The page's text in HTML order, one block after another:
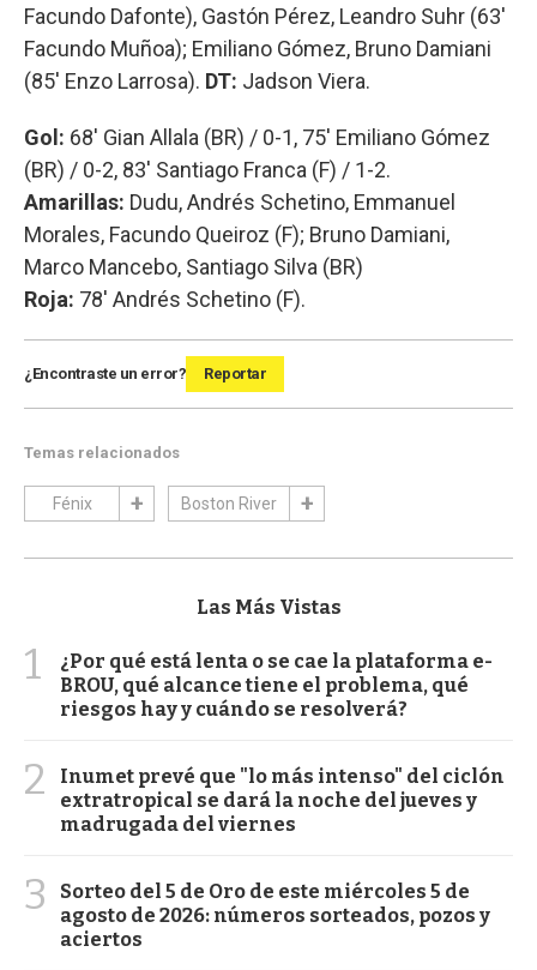
Facundo Dafonte), Gastón Pérez, Leandro Suhr (63'
Facundo Muñoa); Emiliano Gómez, Bruno Damiani
(85' Enzo Larrosa). DT: Jadson Viera.
Gol: 68' Gian Allala (BR) / 0-1, 75' Emiliano Gómez
(BR) / 0-2, 83' Santiago Franca (F) / 1-2.
Amarillas: Dudu, Andrés Schetino, Emmanuel
Morales, Facundo Queiroz (F); Bruno Damiani,
Marco Mancebo, Santiago Silva (BR)
Roja: 78' Andrés Schetino (F).
¿Encontraste un error? Reportar
Temas relacionados
Fénix Boston River
Las Más Vistas
1
¿Por qué está lenta o se cae la plataforma e-
BROU, qué alcance tiene el problema, qué
riesgos hay y cuándo se resolverá?
2
Inumet prevé que "lo más intenso" del ciclón
extratropical se dará la noche del jueves y
madrugada del viernes
3
Sorteo del 5 de Oro de este miércoles 5 de
agosto de 2026: números sorteados, pozos y
aciertos